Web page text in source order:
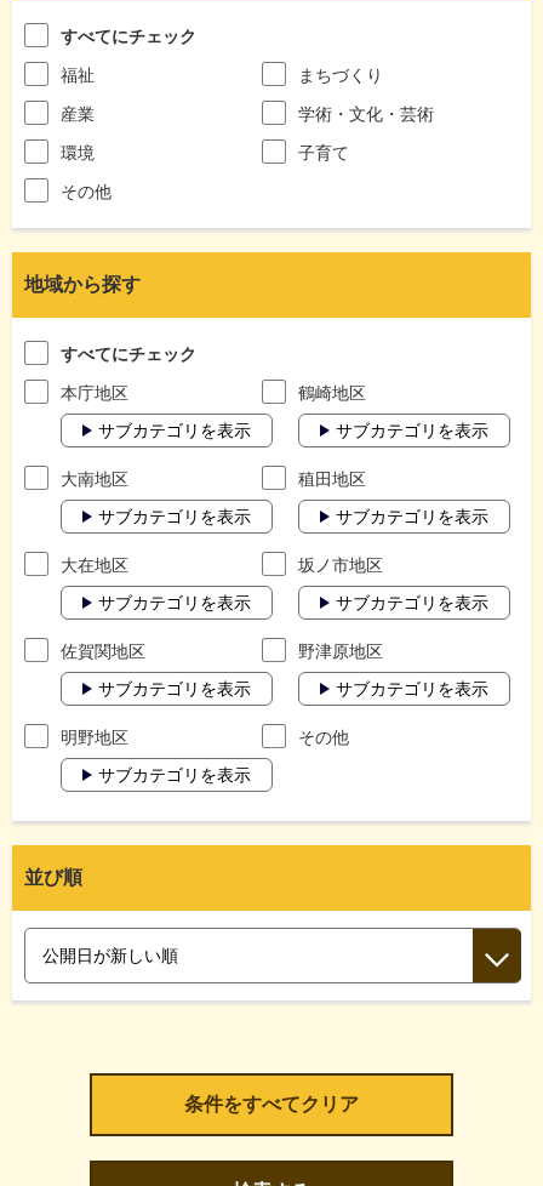
すべてにチェック
福祉
まちづくり
産業
学術・文化・芸術
環境
子育て
その他
地域から探す
すべてにチェック
本庁地区
サブカテゴリを表示
鶴崎地区
サブカテゴリを表示
大南地区
サブカテゴリを表示
稙田地区
サブカテゴリを表示
大在地区
サブカテゴリを表示
坂ノ市地区
サブカテゴリを表示
佐賀関地区
サブカテゴリを表示
野津原地区
サブカテゴリを表示
明野地区
サブカテゴリを表示
その他
並び順